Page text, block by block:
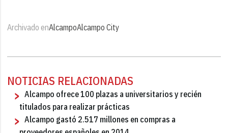
Archivado enAlcampoAlcampo City
NOTICIAS RELACIONADAS
Alcampo ofrece 100 plazas a universitarios y recién
titulados para realizar prácticas
Alcampo gastó 2.517 millones en compras a